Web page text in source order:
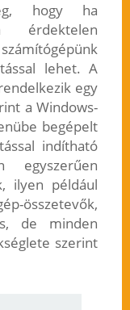
hogy ha
érdektelen
lehet. A
egy
a Windows-
begépelt
indítható
ilyen például
összetevők,
de minden
szerint